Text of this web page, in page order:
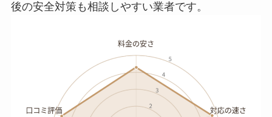
後の安全対策も相談しやすい業者です。